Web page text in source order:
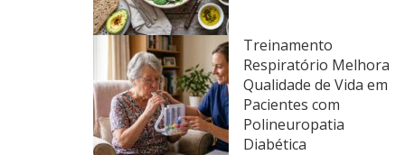
Treinamento
Respiratório Melhora
Qualidade de Vida em
Pacientes com
Polineuropatia
Diabética